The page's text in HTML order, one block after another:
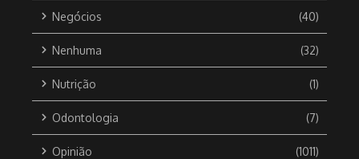
Negócios (40)
Nenhuma (32)
Nutrição (1)
Odontologia (7)
Opinião (1011)